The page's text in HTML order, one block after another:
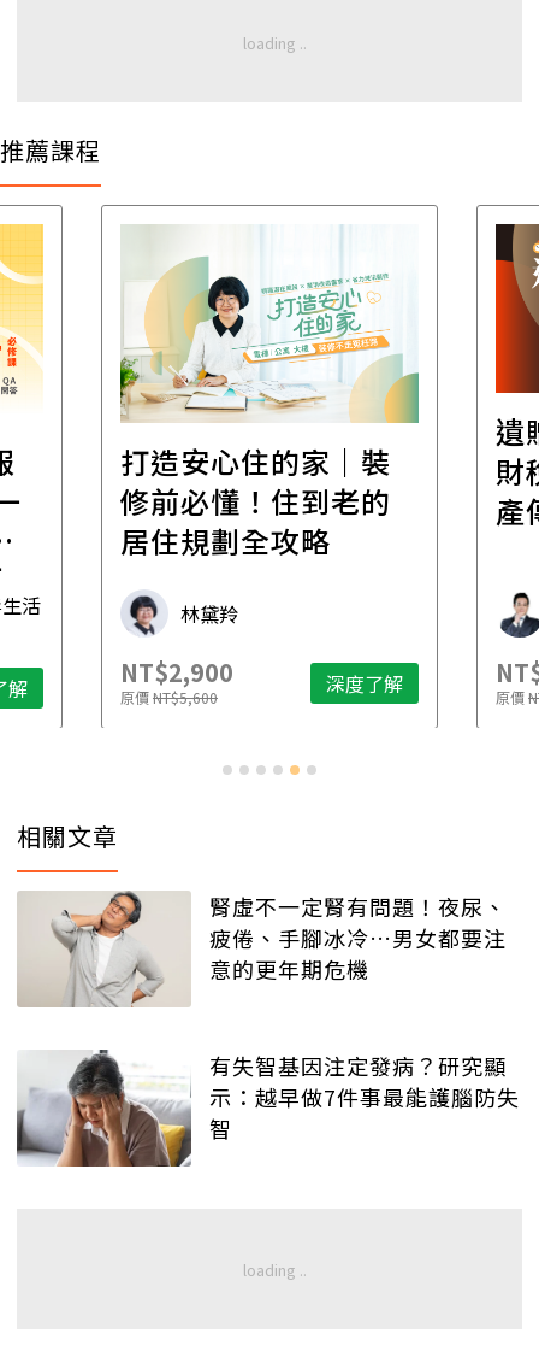
推薦課程
活
解
打造安心住的家｜裝
修前必懂！住到老的
居住規劃全攻略
林黛羚
NT$2,900
原價NT$5,600 深度了解
遺
財
產
原價
相關文章
腎虛不一定腎有問題！夜尿、
疲倦、手腳冰冷…男女都要注
意的更年期危機
有失智基因注定發病？研究顯
示：越早做7件事最能護腦防失
智